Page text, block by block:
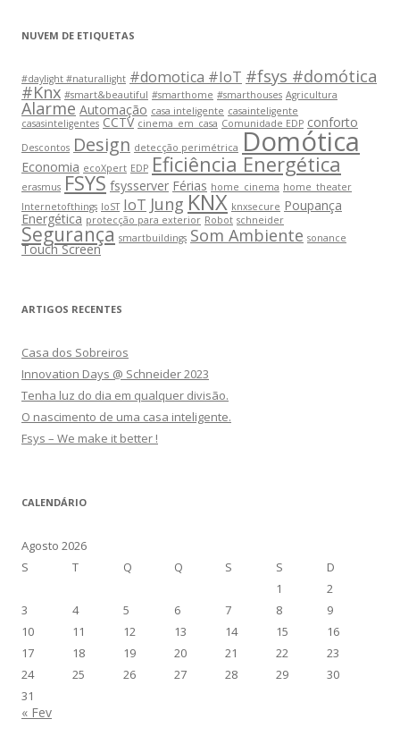
NUVEM DE ETIQUETAS
#daylight #naturallight #domotica #IoT #fsys #domótica
#Knx #smart&beautiful #smarthome #smarthouses Agricultura
Alarme Automação casa inteligente casainteligente
casasinteligentes CCTV cinema_em_casa Comunidade EDP conforto
Descontos Design detecção perimétrica Domótica
Economia ecoXpert EDP Eficiência Energética
erasmus FSYS fsysserver Férias home_cinema home_theater
Internetofthings IoST IoT Jung KNX knxsecure Poupança
Energética protecção para exterior Robot schneider
Segurança smartbuildings Som Ambiente sonance
Touch Screen
ARTIGOS RECENTES
Casa dos Sobreiros
Innovation Days @ Schneider 2023
Tenha luz do dia em qualquer divisão.
O nascimento de uma casa inteligente.
Fsys – We make it better !
CALENDÁRIO
Agosto 2026
S
T Q Q S S
D
1
2
3
4 5 6 7 8
9
10
11 12 13 14 15
16
17
18 19 20 21 22
23
24
25 26 27 28 29
30
31
« Fev